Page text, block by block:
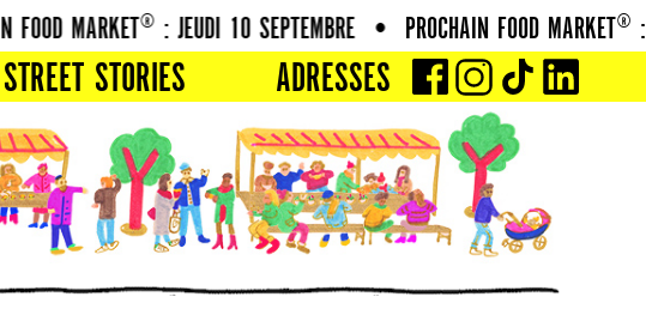
FOOD MARKET® : JEUDI 10 SEPTEMBRE • PROCHAIN FOOD MARKET®
STREET STORIES ADRESSES